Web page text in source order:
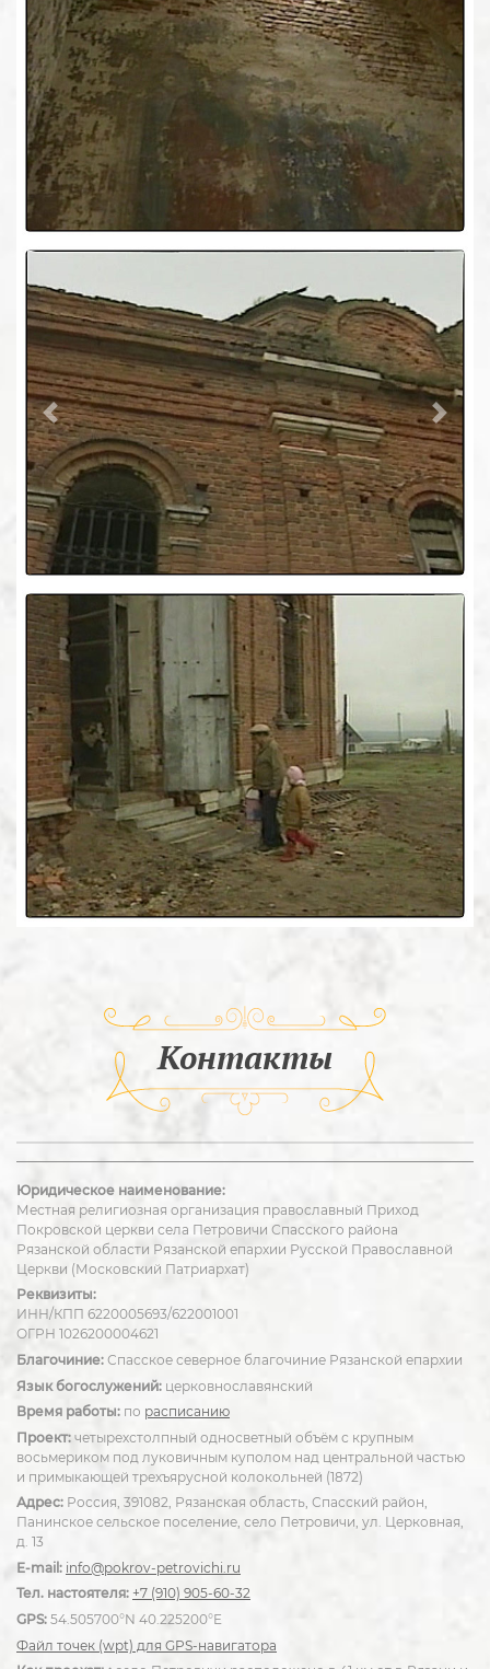
Previous Next
Контакты
Юридическое наименование:
Местная религиозная организация православный Приход
Покровской церкви села Петровичи Спасского района
Рязанской области Рязанской епархии Русской Православной
Церкви (Московский Патриархат)
Реквизиты:
ИНН/КПП 6220005693/622001001
ОГРН 1026200004621
Благочиние: Спасское северное благочиние Рязанской епархии
Язык богослужений: церковнославянский
Время работы: по расписанию
Проект: четырехстолпный односветный объём с крупным
восьмериком под луковичным куполом над центральной частью
и примыкающей трехъярусной колокольней (1872)
Адрес: Россия, 391082, Рязанская область, Спасский район,
Панинское сельское поселение, село Петровичи, ул. Церковная,
д. 13
E-mail: info@pokrov-petrovichi.ru
Тел. настоятеля: +7 (910) 905-60-32
GPS: 54.505700°N 40.225200°E
Файл точек (wpt) для GPS-навигатора